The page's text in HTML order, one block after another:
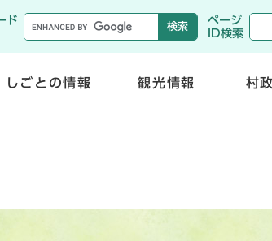
メニューを飛ばして本文へ
ド
ページ
ID検索
しごとの情報 観光情報 村